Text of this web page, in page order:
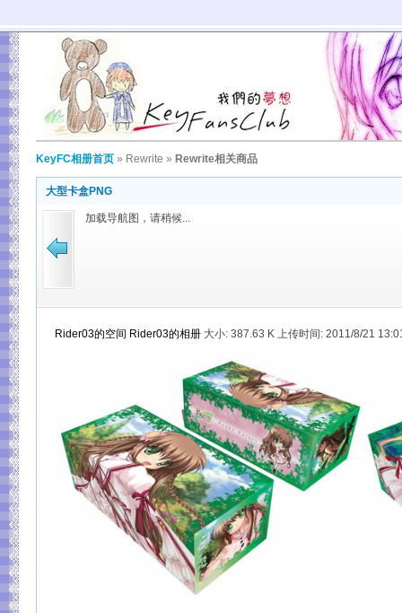
KeyFC相册首页 » Rewrite » Rewrite相关商品
大型卡盒PNG
加载导航图，请稍候...
Rider03的空间 Rider03的相册 大小: 387.63 K 上传时间: 2011/8/21